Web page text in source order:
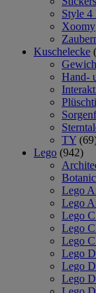
Style 4
Xoomy
Kuschelecke
Hand-
TY
Lego (942)
Lego
Lego
Lego
Lego
Lego
Lego
Lego
Lego